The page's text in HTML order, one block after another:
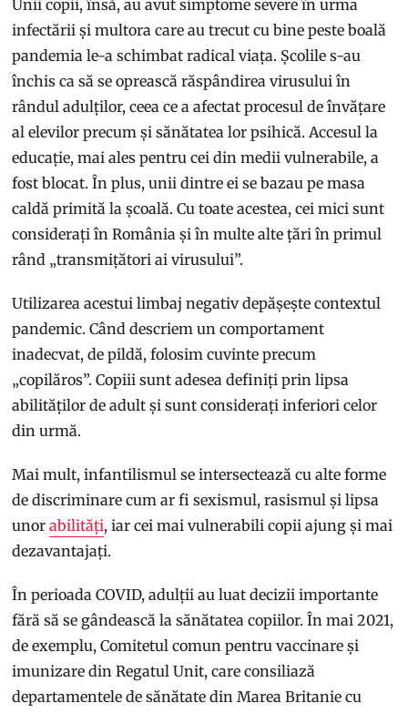
Unii copii, însă, au avut simptome severe în urma
infectării și multora care au trecut cu bine peste boală
pandemia le-a schimbat radical viața. Școlile s-au
închis ca să se oprească răspândirea virusului în
rândul adulților, ceea ce a afectat procesul de învățare
al elevilor precum și sănătatea lor psihică. Accesul la
educație, mai ales pentru cei din medii vulnerabile, a
fost blocat. În plus, unii dintre ei se bazau pe masa
caldă primită la școală. Cu toate acestea, cei mici sunt
considerați în România și în multe alte țări în primul
rând „transmițători ai virusului”.
Utilizarea acestui limbaj negativ depășește contextul
pandemic. Când descriem un comportament
inadecvat, de pildă, folosim cuvinte precum
„copilăros”. Copiii sunt adesea definiți prin lipsa
abilităților de adult și sunt considerați inferiori celor
din urmă.
Mai mult, infantilismul se intersectează cu alte forme
de discriminare cum ar fi sexismul, rasismul și lipsa
unorabilități, iar cei mai vulnerabili copii ajung și mai
dezavantajați.
În perioada COVID, adulții au luat decizii importante
fără să se gândească la sănătatea copiilor. În mai 2021,
de exemplu, Comitetul comun pentru vaccinare și
imunizare din Regatul Unit, care consiliază
departamentele de sănătate din Marea Britanie cu